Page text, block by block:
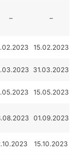
– –
15.02.2023
31.03.2023
15.05.2023
01.09.2023
15.10.2023